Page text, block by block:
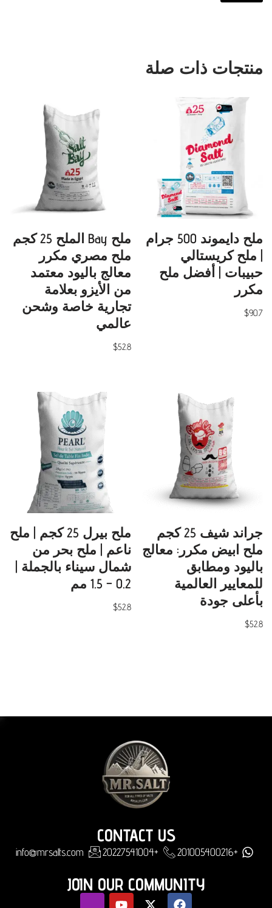
منتجات ذات صلة
ملح دايموند 500 جرام
| ملح كريستالي
حبيبات | أفضل ملح
مكرر
$90.7
ملح Bay الملح 25 كجم
ملح مصري مكرر
معالج باليود معتمد
من الأيزو بعلامة
تجارية خاصة وشحن
عالمي
$52.8
جراند شيف 25 كجم
ملح ابيض مكرر: معالج
باليود ومطابق
للمعايير العالمية
بأعلى جودة
$52.8
ملح بيرل 25 كجم | ملح
ناعم | ملح بحر من
شمال سيناء بالجملة |
0.2 – 1.5 مم
$52.8
CONTACT US
+201005400216
+20227541004
info@mrsalts.com
JOIN OUR COMMUNITY